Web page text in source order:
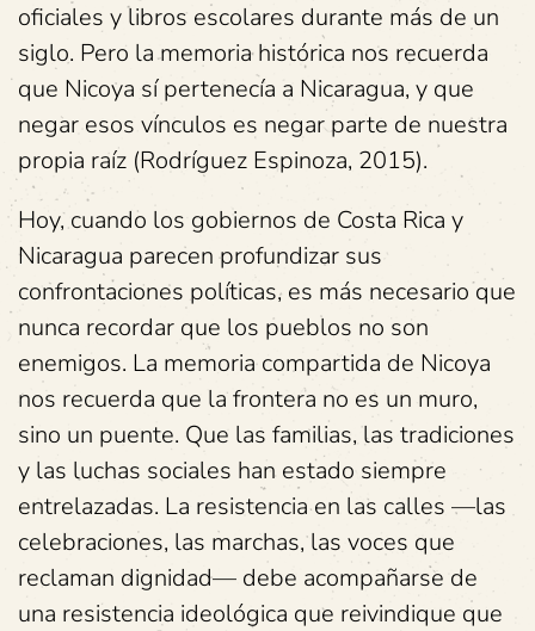
oficiales y libros escolares durante más de un
siglo. Pero la memoria histórica nos recuerda
que Nicoya sí pertenecía a Nicaragua, y que
negar esos vínculos es negar parte de nuestra
propia raíz (Rodríguez Espinoza, 2015).
Hoy, cuando los gobiernos de Costa Rica y
Nicaragua parecen profundizar sus
confrontaciones políticas, es más necesario que
nunca recordar que los pueblos no son
enemigos. La memoria compartida de Nicoya
nos recuerda que la frontera no es un muro,
sino un puente. Que las familias, las tradiciones
y las luchas sociales han estado siempre
entrelazadas. La resistencia en las calles —las
celebraciones, las marchas, las voces que
reclaman dignidad— debe acompañarse de
una resistencia ideológica que reivindique que